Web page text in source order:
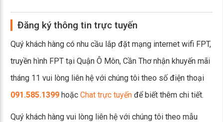
Đăng ký thông tin trực tuyến
Quý khách hàng có nhu cầu lắp đặt mạng internet wifi FPT,
truyền hình FPT tại Quận Ô Môn, Cần Thơ nhận khuyến mãi
tháng 11 vui lòng liên hệ với chúng tôi theo số điện thoại
091.585.1399 hoặc Chat trực tuyến để biết thêm chi tiết.
Quý khách hàng vui lòng liên hệ với chúng tôi theo mẫu